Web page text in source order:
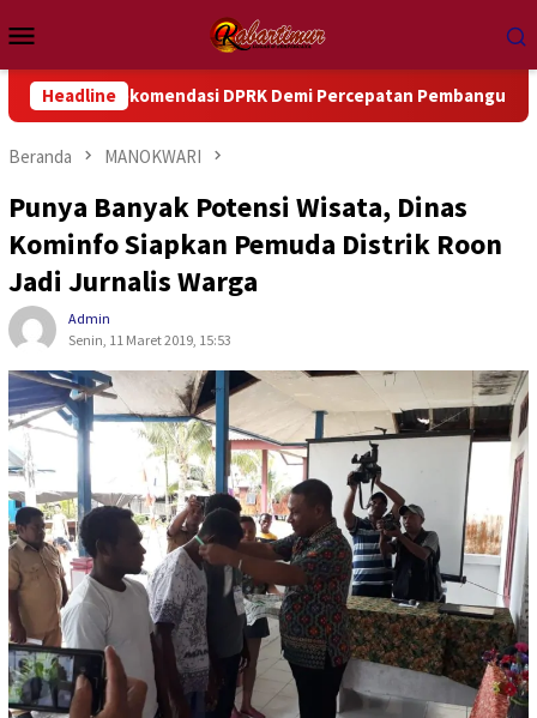
ke
kontenMobile
HeadlineDPRK Demi Percepatan Pembangunan Daerah
Beranda MANOKWARI
Punya Banyak Potensi Wisata, Dinas
Kominfo Siapkan Pemuda Distrik Roon
Jadi Jurnalis Warga
Admin
Senin, 11 Maret 2019, 15:53